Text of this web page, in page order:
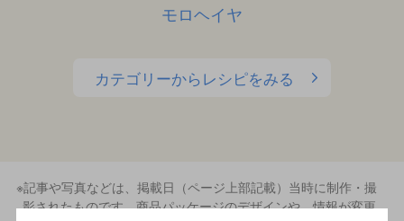
モロヘイヤ
カテゴリーからレシピをみる
※記事や写真などは、掲載日（ページ上部記載）当時に制作・撮
影されたものです。商品パッケージのデザインや、情報が変更